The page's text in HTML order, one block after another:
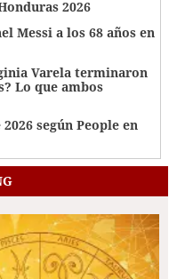
2026
Messi a los 68 años en
Varela terminaron
Lo que ambos
según People en